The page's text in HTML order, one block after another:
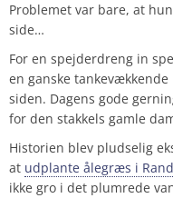
Problemet var bare, at
side…
For en spejderdreng in
en ganske
siden. Dagens gode
for den stakkels gamle
Historien blev pludselig
at udplante ålegræs i
ikke gro i det plumrede